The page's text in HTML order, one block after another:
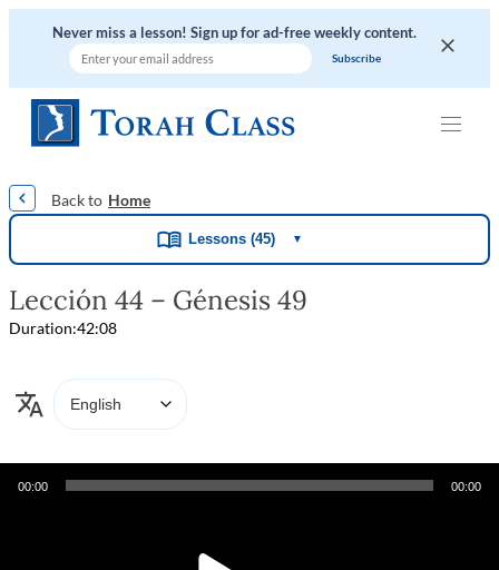
Never miss a lesson! Sign up for ad-free weekly content.
Home
Lessons (45) ▼
Lección 44 – Génesis 49
Duration:42:08
00:00 00:00